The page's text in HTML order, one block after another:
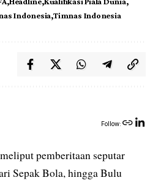
Indonesia Timnas Indonesia
Follow:
pemberitaan seputar
Sepak Bola, hingga Bulu